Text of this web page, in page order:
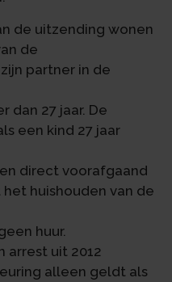
de uitzending wonen
de
partner in de
dan 27 jaar. De
een kind 27 jaar
direct voorafgaand
huishouden van de
huur.
arrest uit 2012
alleen geldt als